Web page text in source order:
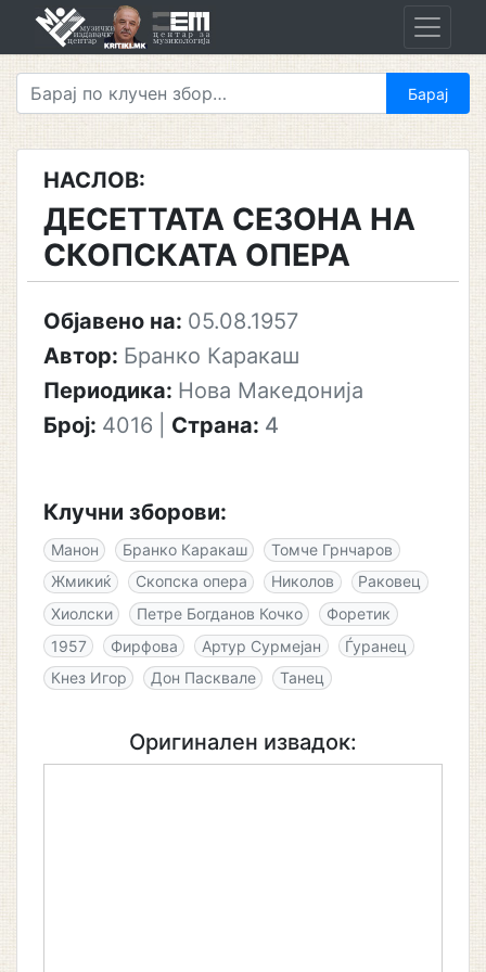
НАСЛОВ:
ДЕСЕТТАТА СЕЗОНА НА
СКОПСКАТА ОПЕРА
Објавено на: 05.08.1957
Автор: Бранко Каракаш
Периодика: Нова Македонија
Број: 4016 Страна: 4
Клучни зборови:
Манон Бранко Каракаш
Томче Грнчаров
Жмикиќ
Скопска опера Николов
Раковец
Хиолски
Петре Богданов Кочко
Форетик
1957
Фирфова Артур Сурмејан
Ѓуранец
Кнез Игор
Дон Пасквале Танец
Оригинален извадок: